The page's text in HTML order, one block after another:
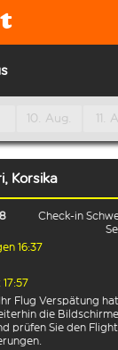
10. Aug. 11.
Korsika
Check-in
16:37
Flug Verspätung
die
prüfen Sie den Flight